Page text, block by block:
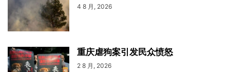
4 8 月, 2026
重庆虐狗案引发民众愤怒
2 8 月, 2026